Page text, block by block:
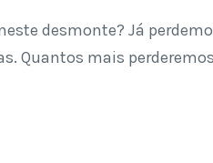
desmonte? Já
Quantos mais